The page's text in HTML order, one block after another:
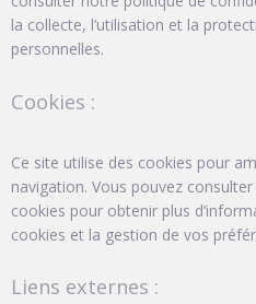
la collecte, l’utilisation et la
personnelles.
Cookies :
Ce site utilise des cookies pour
navigation. Vous pouvez
cookies pour obtenir plus
cookies et la gestion de vos
Liens externes :